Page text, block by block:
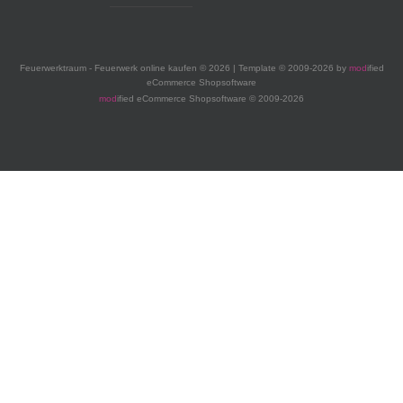
Feuerwerktraum - Feuerwerk online kaufen © 2026 | Template © 2009-2026 by modified
eCommerce Shopsoftware
modified eCommerce Shopsoftware © 2009-2026